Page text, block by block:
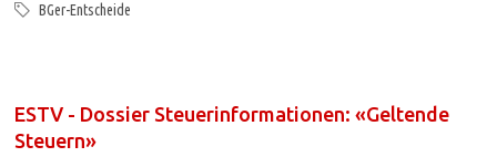
BGer-Entscheide
ESTV - Dossier Steuerinformationen: «Geltende
Steuern»